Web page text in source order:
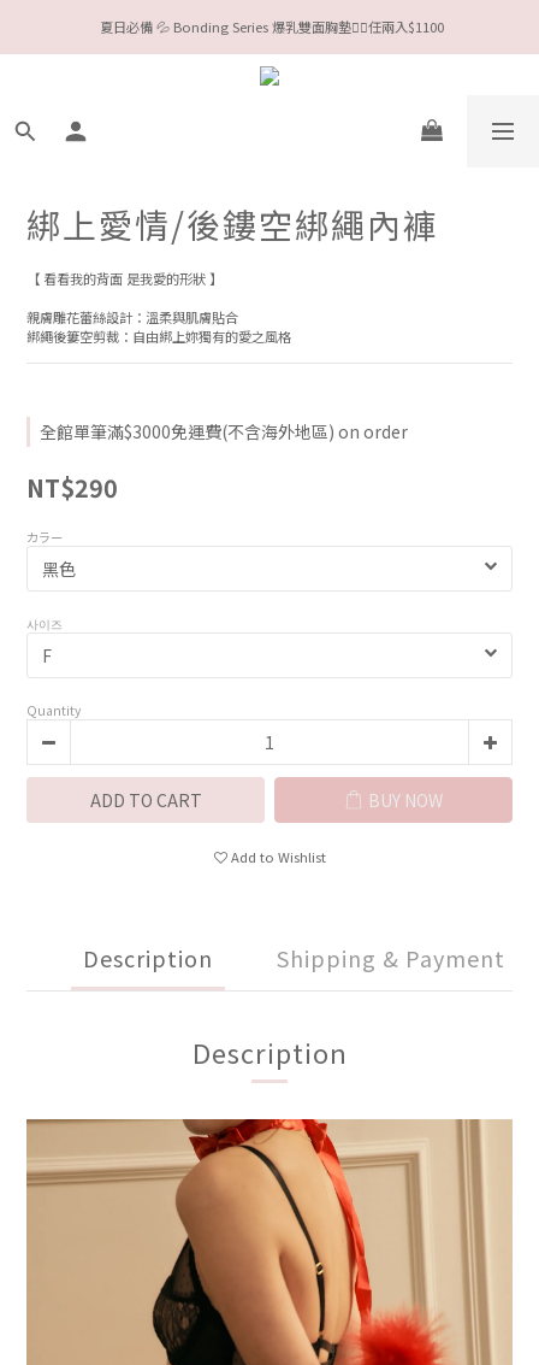
今夏限定Meufs泳衣工作坊 🥳 手做妳獨一無二的Bikini👙
綁上愛情/後鏤空綁繩內褲
【 看看我的背面 是我愛的形狀 】
親膚雕花蕾絲設計：溫柔與肌膚貼合
綁繩後簍空剪裁：自由綁上妳獨有的愛之風格
全館單筆滿$3000免運費(不含海外地區) on order
NT$290
カラー
사이즈
Quantity
ADD TO CART BUY NOW
Add to Wishlist
Description Shipping & Payment
Description